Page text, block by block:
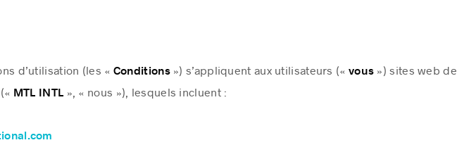
d’utilisation (les « Conditions») s’appliquent aux utilisateurs (« vous ») sites web de
MTL INTL », « nous »), lesquels incluent :